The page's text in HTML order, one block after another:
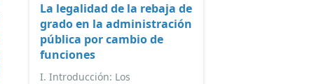
La legalidad de la rebaja de
grado en la administración
pública por cambio de
funciones
I. Introducción: Los